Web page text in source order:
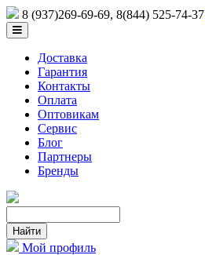
8 (937)269-69-69, 8(844) 525-74-37
Доставка
Гарантия
Контакты
Оплата
Оптовикам
Сервис
Блог
Партнеры
Бренды
Мой профиль